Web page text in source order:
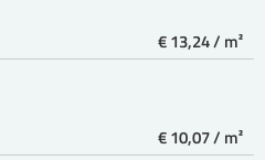
€ 13,24 / m²
€ 10,07 / m²